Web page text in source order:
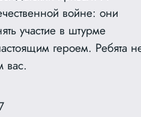
войне: они
участие в штурме
героем. Ребята
вас.